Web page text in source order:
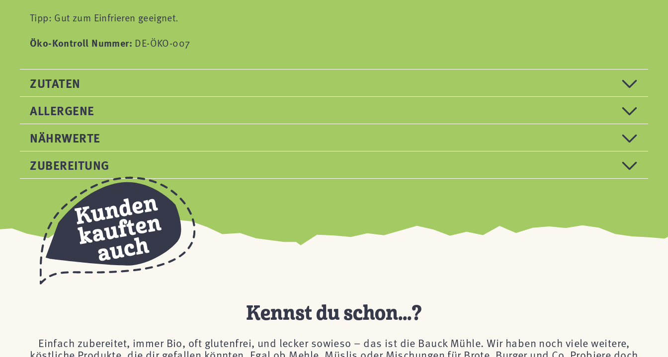
Tipp: Gut zum Einfrieren geeignet.
Öko-Kontroll Nummer: DE-ÖKO-007
ZUTATEN
ALLERGENE
NÄHRWERTE
ZUBEREITUNG
Kennst du schon...?
Einfach zubereitet, immer Bio, oft glutenfrei, und lecker sowieso – das ist die Bauck Mühle. Wir haben noch viele weitere,